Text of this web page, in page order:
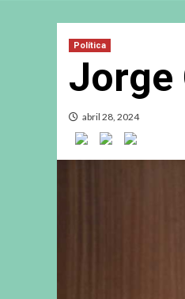
Política
Jorge
abril 28, 2024